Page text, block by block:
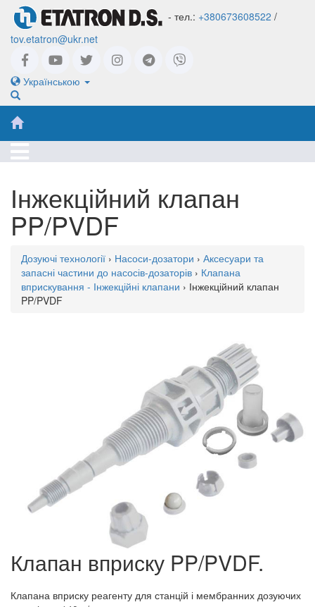
- тел.: +380673608522 /
tov.etatron@ukr.net
Українською
Інжекційний клапан
PP/PVDF
Дозуючі технології › Насоси-дозатори › Аксесуари та
запасні частини до насосів-дозаторів › Клапана
вприскування - Інжекційні клапани › Інжекційний клапан
PP/PVDF
Клапан вприску PP/PVDF.
Клапана вприску реагенту для станцій і мембранних дозуючих